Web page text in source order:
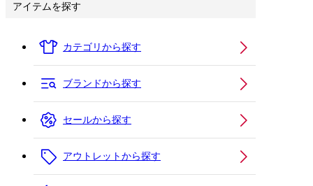
アイテムを探す
カテゴリから探す
ブランドから探す
セールから探す
アウトレットから探す